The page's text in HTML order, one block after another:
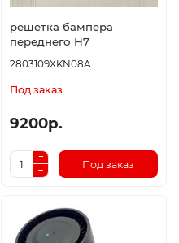
решетка бампера
переднего H7
2803109XKN08A
Под заказ
9200р.
Под заказ